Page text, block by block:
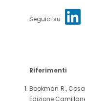
Seguici su
Riferimenti
Bookman R.,
Edizione